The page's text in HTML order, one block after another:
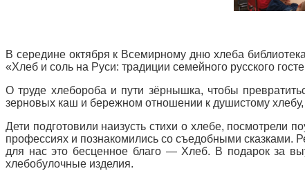
В середине октября к Всемирному дню хлеба
«Хлеб и соль на Руси: традиции семейного русского
О труде хлебороба и пути зёрнышка, чтобы
зерновых каш и бережном отношении к душистому
Дети подготовили наизусть стихи о хлебе, посмотрели
профессиях и познакомились со съедобными сказками.
для нас это бесценное благо — Хлеб. В подарок за
хлебобулочные изделия.